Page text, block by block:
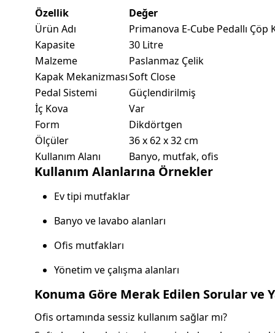
Özellik
Değer
Ürün Adı
Primanova E-Cube Pedallı Çöp
Kapasite
30 Litre
Malzeme
Paslanmaz Çelik
Kapak MekanizmasıSoft Close
Pedal Sistemi
Güçlendirilmiş
İç Kova
Var
Form
Dikdörtgen
Ölçüler
36 x 62 x 32 cm
Kullanım Alanı
Banyo, mutfak, ofis
Kullanım Alanlarına Örnekler
Ev tipi mutfaklar
Banyo ve lavabo alanları
Ofis mutfakları
Yönetim ve çalışma alanları
Konuma Göre Merak Edilen Sorular ve
Ofis ortamında sessiz kullanım sağlar mı?